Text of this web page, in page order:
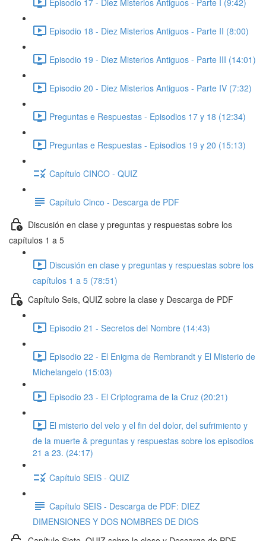
Episodio 18 - Diez Misterios Antiguos - Parte II (8:00)
Episodio 19 - Diez Misterios Antiguos - Parte III (14:01)
Episodio 20 - Diez Misterios Antiguos - Parte IV (7:32)
Preguntas e Respuestas - Episodios 17 y 18 (12:34)
Preguntas e Respuestas - Episodios 19 y 20 (15:13)
Capítulo CINCO - QUIZ
Capítulo Cinco - Descarga de PDF
Discusión en clase y preguntas y respuestas sobre los
capítulos 1 a 5
Discusión en clase y preguntas y respuestas sobre los
capítulos 1 a 5 (78:51)
Capítulo Seis, QUIZ sobre la clase y Descarga de PDF
Episodio 21 - Secretos del Nombre (14:43)
Episodio 22 - El Enigma de Rembrandt y El Misterio de
Michelangelo (15:03)
Episodio 23 - El Criptograma de la Cruz (20:21)
El misterio del velo y el fin del dolor, del sufrimiento y
de la muerte & preguntas y respuestas sobre los episodios
21 a 23. (24:17)
Capítulo SEIS - QUIZ
Capítulo SEIS - Descarga de PDF: DIEZ
DIMENSIONES Y DOS NOMBRES DE DIOS